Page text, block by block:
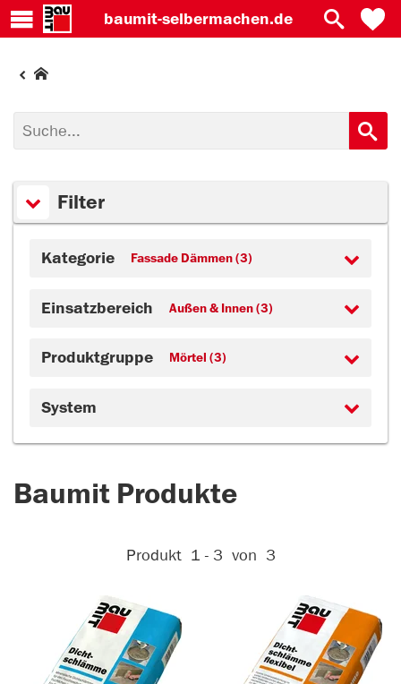
baumit-selbermachen.de
Filter
Kategorie Fassade Dämmen (3)
Einsatzbereich Außen & Innen (3)
Produktgruppe Mörtel (3)
System
Baumit Produkte
Aktive Filter:
Produkt 1 - 3 von 3